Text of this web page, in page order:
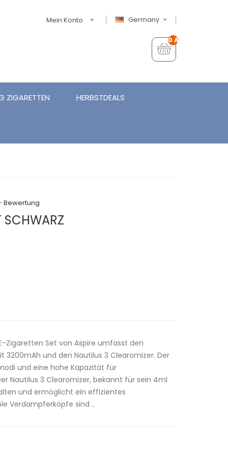
Germany
Mein Konto
0 Artikel - €0,00
ZIGARETTEN HERBSTDEALS
Bewertung
SCHWARZ
E-Zigaretten Set von Aspire umfasst den
3200mAh und den Nautilus 3 Clearomizer. Der
und eine hohe Kapazität für
Nautilus 3 Clearomizer, bekannt für sein 4ml
und ermöglicht ein effizientes
Verdampferköpfe sind ..